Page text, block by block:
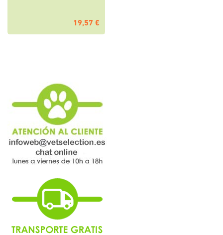
19,57 €